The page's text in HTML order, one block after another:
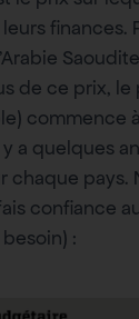
finances.
de ce prix,
commence
a quelques
chaque pays.
confiance
: